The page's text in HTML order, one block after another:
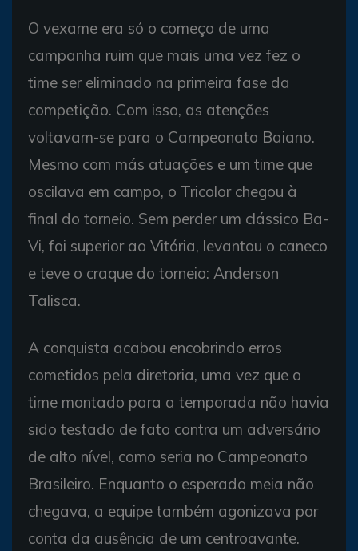
O vexame era só o começo de uma
campanha ruim que mais uma vez fez o
time ser eliminado na primeira fase da
competição. Com isso, as atenções
voltavam-se para o Campeonato Baiano.
Mesmo com más atuações e um time que
oscilava em campo, o Tricolor chegou à
final do torneio. Sem perder um clássico Ba-
Vi, foi superior ao Vitória, levantou o caneco
e teve o craque do torneio: Anderson
Talisca.
A conquista acabou encobrindo erros
cometidos pela diretoria, uma vez que o
time montado para a temporada não havia
sido testado de fato contra um adversário
de alto nível, como seria no Campeonato
Brasileiro. Enquanto o esperado meia não
chegava, a equipe também agonizava por
conta da ausência de um centroavante.